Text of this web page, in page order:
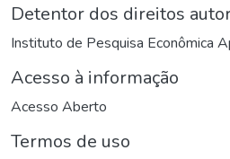
Detentor dos direitos
Instituto de Pesquisa Econômica
Acesso à informação
Acesso Aberto
Termos de uso